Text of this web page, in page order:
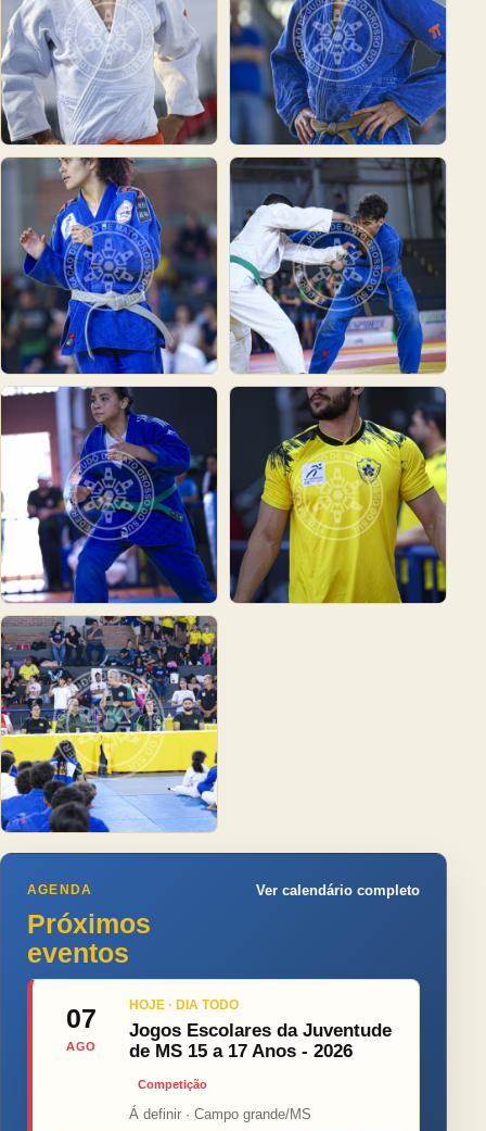
AGENDA
Próximos
eventos
Ver calendário completo
07
AGO
HOJE · DIA TODO
Jogos Escolares da Juventude
de MS 15 a 17 Anos - 2026
Competição
Á definir · Campo grande/MS